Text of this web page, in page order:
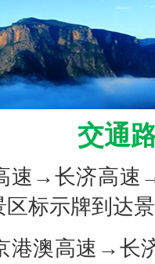
速→长济高
标示牌到达
港澳高速→